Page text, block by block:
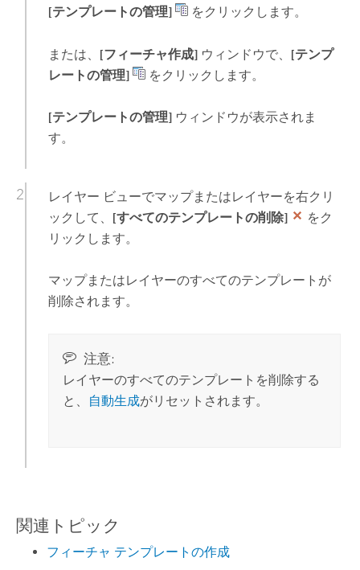
[テンプレートの管理]
をクリックします。
または、 [フィーチャ作成]ウィンドウで、 [テンプ
レートの管理]
をクリックします。
[テンプレートの管理]ウィンドウが表示されま
す。
レイヤー ビューでマップまたはレイヤーを右クリ
ックして、 [すべてのテンプレートの削除]
をク
リックします。
マップまたはレイヤーのすべてのテンプレートが
削除されます。
注意:
レイヤーのすべてのテンプレートを削除する
と、
自動生成がリセットされます。
関連トピック
フィーチャ テンプレートの作成